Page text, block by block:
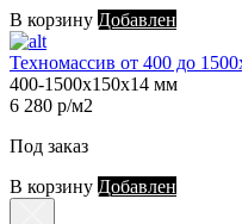
В корзину Добавлен
Техномассив от 400 до
400-1500х150х14 мм
6 280 р/м2
Под заказ
В корзину Добавлен